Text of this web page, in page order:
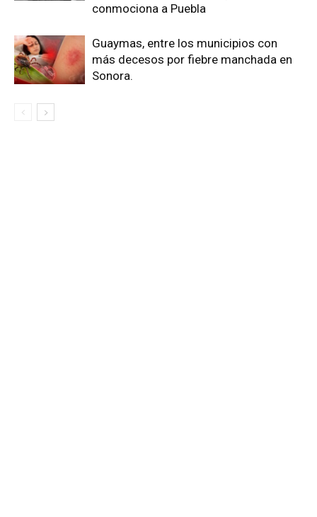
conmociona a Puebla
Guaymas, entre los municipios con
más decesos por fiebre manchada en
Sonora.